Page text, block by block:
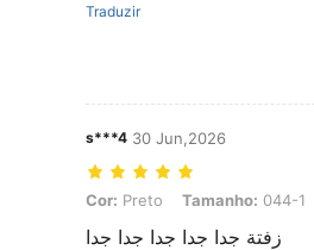
Traduzir
s***4 30 Jun,2026
Cor: Preto, Tamanho: 044-1,
Cor: Preto Tamanho: 044-1
زفتة جدا جدا جدا جدا جدا